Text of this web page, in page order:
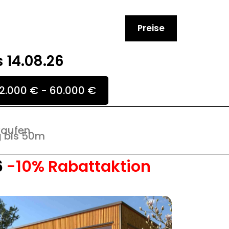
Preise
€ - 60.000 €
bis 50m
-10% Rabattaktion